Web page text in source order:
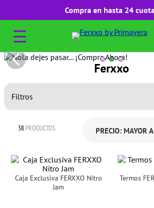
Compra en hasta 24
☰
Ferxxo
Filtros
38 PRODUCTOS PRECIO: MAYOR
Caja Exclusiva FERXXO Nitro
Jam
Termos